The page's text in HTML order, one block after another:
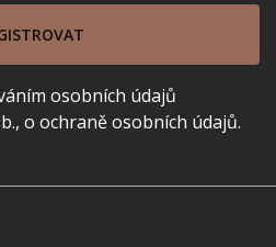
osobních údajů
o ochraně osobních údajů.